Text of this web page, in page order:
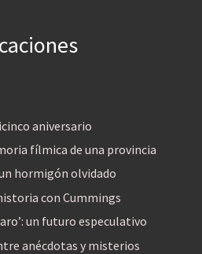
aniversario
fílmica de una provincia
hormigón olvidado
con Cummings
un futuro especulativo
anécdotas y misterios